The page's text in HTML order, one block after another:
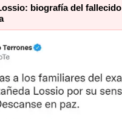
biografía del fallecido